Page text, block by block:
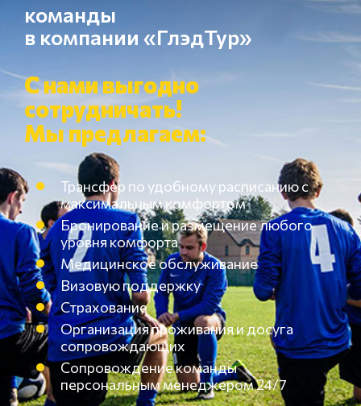
команды
в компании «ГлэдТур»
С нами выгодно
сотрудничать!
Мы предлагаем:
Трансфер по удобному расписанию с
максимальным комфортом
Бронирование и размещение любого
уровня комфорта
Медицинское обслуживание
Визовую поддержку
Страхование
Организация проживания и досуга
сопровождающих
Сопровождение команды
персональным менеджером 24/7